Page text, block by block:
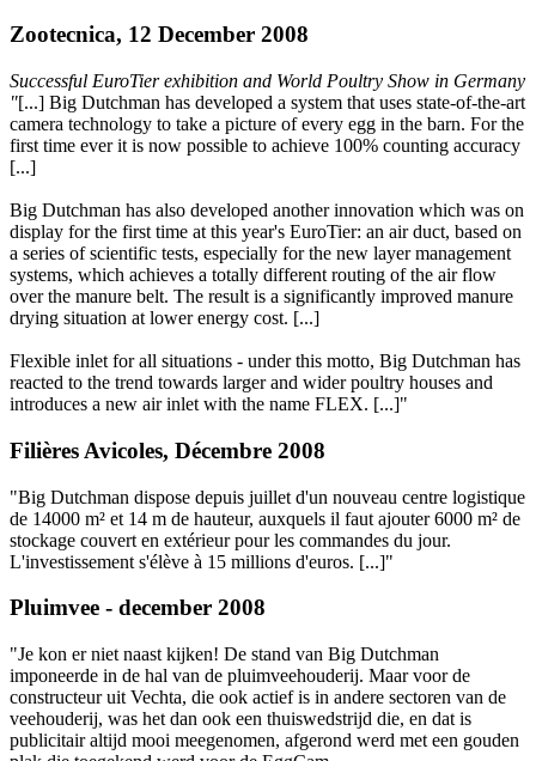
Zootecnica, 12 December 2008
Successful EuroTier exhibition and World Poultry Show in Germany
"[...] Big Dutchman has developed a system that uses state-of-the-art
camera technology to take a picture of every egg in the barn. For the
first time ever it is now possible to achieve 100% counting accuracy
[...]
Big Dutchman has also developed another innovation which was on
display for the first time at this year's EuroTier: an air duct, based on
a series of scientific tests, especially for the new layer management
systems, which achieves a totally different routing of the air flow
over the manure belt. The result is a significantly improved manure
drying situation at lower energy cost. [...]
Flexible inlet for all situations - under this motto, Big Dutchman has
reacted to the trend towards larger and wider poultry houses and
introduces a new air inlet with the name FLEX. [...]"
Filières Avicoles, Décembre 2008
"Big Dutchman dispose depuis juillet d'un nouveau centre logistique
de 14000 m² et 14 m de hauteur, auxquels il faut ajouter 6000 m² de
stockage couvert en extérieur pour les commandes du jour.
L'investissement s'élève à 15 millions d'euros. [...]"
Pluimvee - december 2008
"Je kon er niet naast kijken! De stand van Big Dutchman
imponeerde in de hal van de pluimveehouderij. Maar voor de
constructeur uit Vechta, die ook actief is in andere sectoren van de
veehouderij, was het dan ook een thuiswedstrijd die, en dat is
publicitair altijd mooi meegenomen, afgerond werd met een gouden